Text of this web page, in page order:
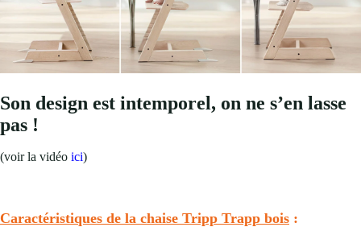
Son design est intemporel, on ne s’en lasse
pas !
(voir la vidéo ici)
Caractéristiques de la chaise Tripp Trapp bois :